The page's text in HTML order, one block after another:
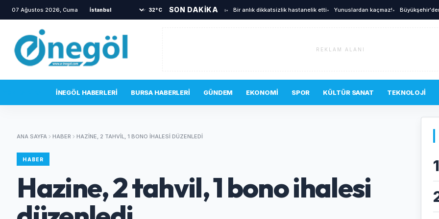
07 Ağustos 2026, Cuma 32°C SON DAKİKA
TOKİ sakinlerini korkutan yangın • Bir anlık dikkatsizlik hastanelik etti• Yunuslardan kaçmaz!• Büyükşehir'den
REKLAM ALANI
İNEGÖL HABERLERI BURSA HABERLERI GÜNDEM EKONOMI SPOR KÜLTÜR SANAT TEKNOLOJI
ANA SAYFA HABER HAZINE, 2 TAHVIL, 1 BONO IHALESI DÜZENLEDI
HABER
Hazine, 2 tahvil, 1 bono ihalesi
1